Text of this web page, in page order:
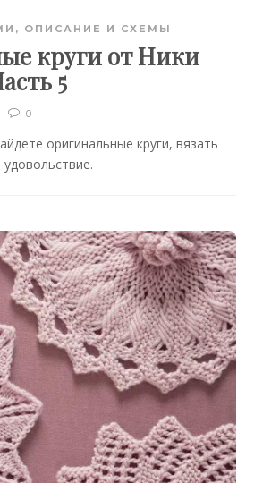
, ОПИСАНИЕ И СХЕМЫ
круги от Ники
5
0
оригинальные круги, вязать